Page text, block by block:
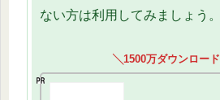
ない方は利用してみましょう。
╲1500万ダウンロー